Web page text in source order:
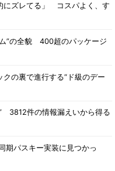
にズレてる」 コスパよく、す
”の全貌 400超のパッケージ
の裏で進行する“ド級のデー
3812件の情報漏えいから得る
パスキー実装に見つかっ